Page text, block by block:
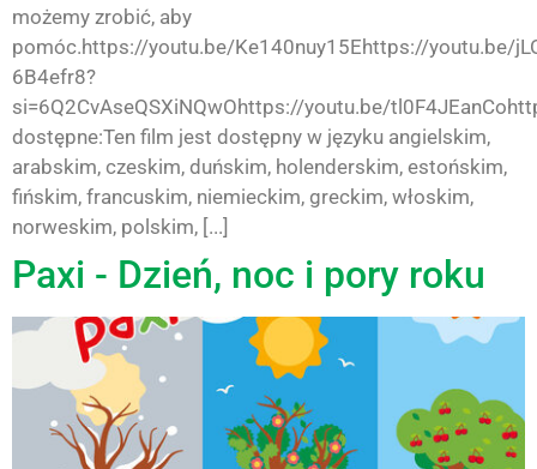
możemy zrobić, aby
pomóc.https://youtu.be/Ke140nuy15Ehttps://youtu.be/
6B4efr8?
si=6Q2CvAseQSXiNQwOhttps://youtu.be/
dostępne:Ten film jest dostępny w języku angielskim,
arabskim, czeskim, duńskim, holenderskim, estońskim,
fińskim, francuskim, niemieckim, greckim, włoskim,
norweskim, polskim, [...]
Paxi - Dzień, noc i pory roku